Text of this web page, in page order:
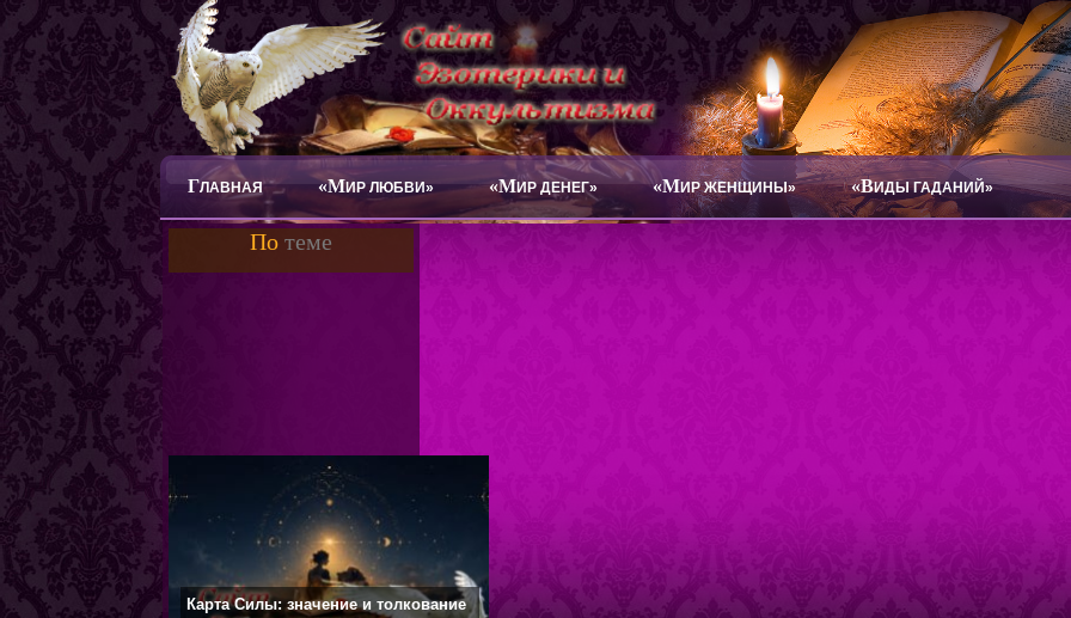
ГЛАВНАЯ «МИР ЛЮБВИ» «МИР ДЕНЕГ» «МИР ЖЕНЩИНЫ» «ВИДЫ ГАДАНИЙ»
По теме
Карта Силы: значение и толкование